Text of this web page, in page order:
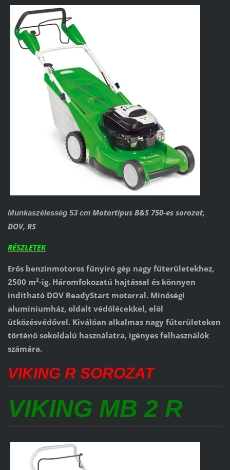
Munkaszélesség 53 cm Motortípus B&S 750-es sorozat,
DOV, RS
RÉSZLETEK
Erős benzinmotoros fűnyíró gép nagy fűterületekhez,
2500 m²-ig. Háromfokozatú hajtással és könnyen
indítható DOV ReadyStart motorral. Minőségi
alumíniumház, oldalt védőlécekkel, elöl
ütközésvédővel. Kiválóan alkalmas nagy fűterületeken
történő sokoldalú használatra, igényes felhasználók
számára.
VIKING R SOROZAT
VIKING MB 2 R